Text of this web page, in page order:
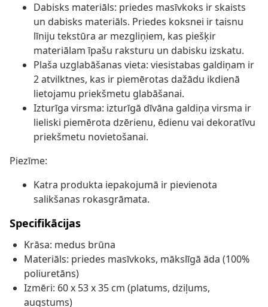
Dabisks materiāls: priedes masīvkoks ir skaists
un dabisks materiāls. Priedes koksnei ir taisnu
līniju tekstūra ar mezgliņiem, kas piešķir
materiālam īpašu raksturu un dabisku izskatu.
Plaša uzglabāšanas vieta: viesistabas galdiņam ir
2 atvilktnes, kas ir piemērotas dažādu ikdienā
lietojamu priekšmetu glabāšanai.
Izturīga virsma: izturīgā dīvāna galdiņa virsma ir
lieliski piemērota dzērienu, ēdienu vai dekoratīvu
priekšmetu novietošanai.
Piezīme:
Katra produkta iepakojumā ir pievienota
salikšanas rokasgrāmata.
Specifikācijas
Krāsa: medus brūna
Materiāls: priedes masīvkoks, mākslīgā āda (100%
poliuretāns)
Izmēri: 60 x 53 x 35 cm (platums, dziļums,
augstums)